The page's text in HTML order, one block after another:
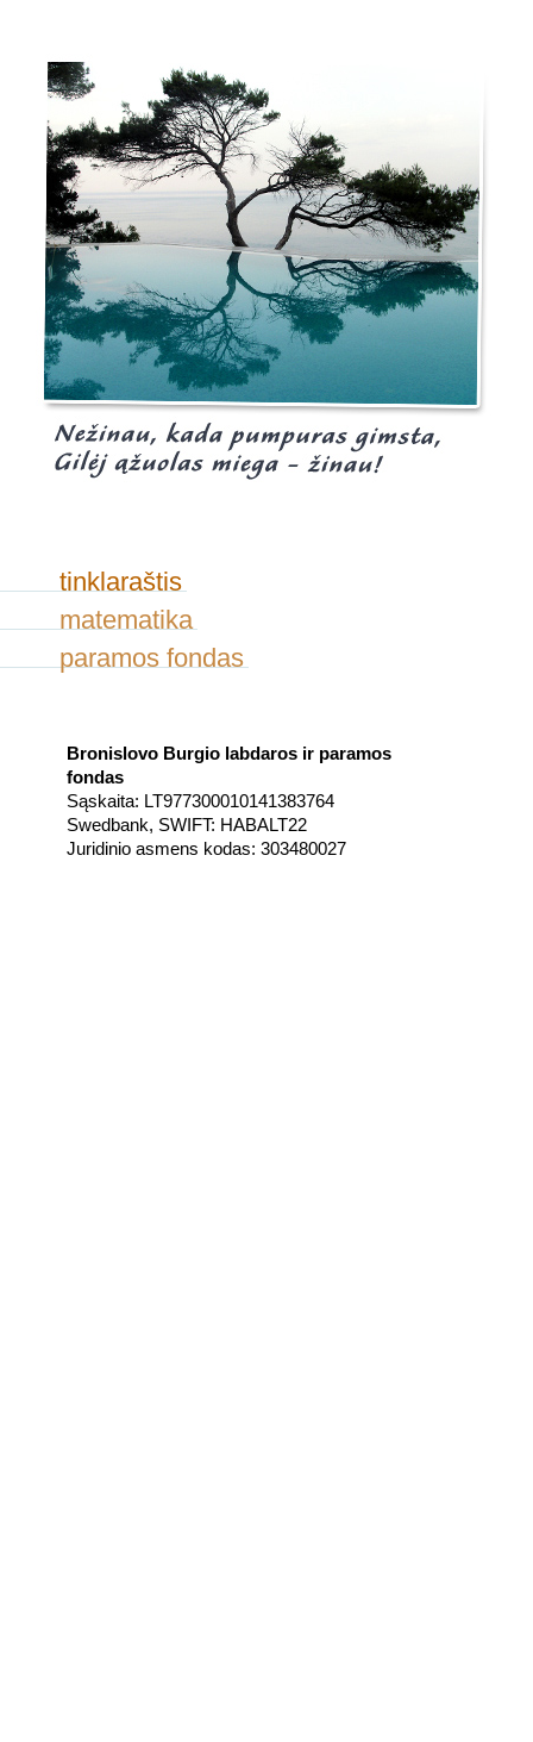
tinklaraštis
matematika
paramos fondas
Bronislovo Burgio labdaros ir paramos
fondas
Sąskaita: LT977300010141383764
Swedbank, SWIFT: HABALT22
Juridinio asmens kodas: 303480027